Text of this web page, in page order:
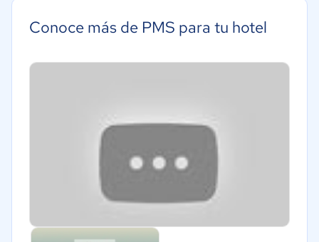
Conoce más de PMS para tu hotel